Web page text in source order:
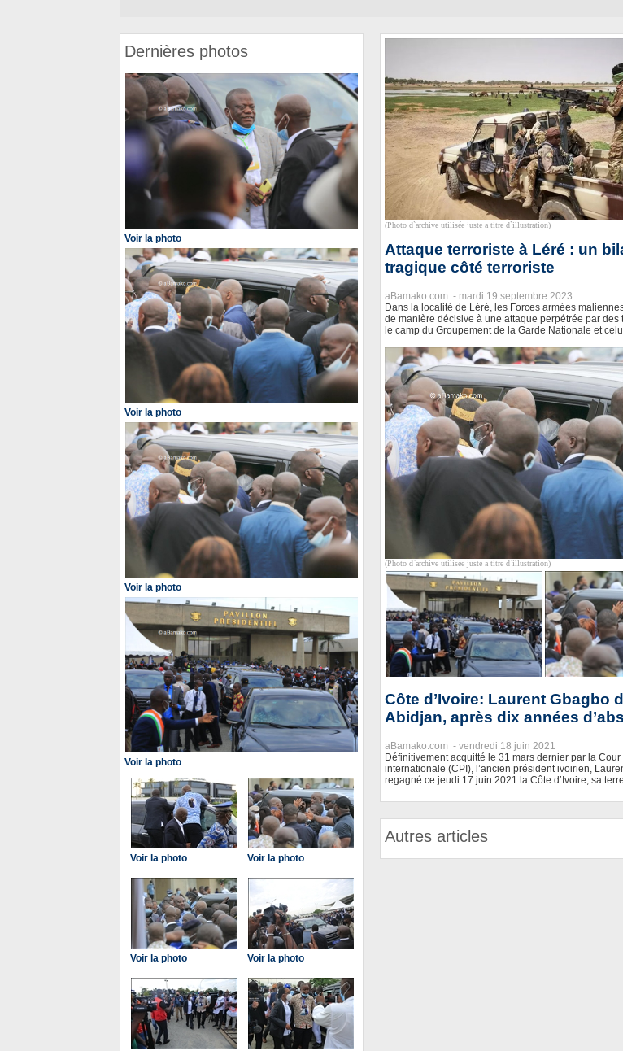
Dernières photos
Voir la photo
Voir la photo
Voir la photo
Voir la photo
Voir la photo Voir la photo
Voir la photo Voir la photo
(Photo d`archive utilisée juste a titre d`illustration)
Attaque terroriste à Léré : un
tragique côté terroriste
aBamako.com - mardi 19 septembre 2023
Dans la localité de Léré, les Forces armées
de manière décisive à une attaque perpétrée par des
le camp du Groupement de la Garde Nationale et
(Photo d`archive utilisée juste a titre d`illustration)
Côte d’Ivoire: Laurent Gbagbo
Abidjan, après dix années
aBamako.com - vendredi 18 juin 2021
Définitivement acquitté le 31 mars dernier par la Cour
internationale (CPI), l’ancien président ivoirien,
regagné ce jeudi 17 juin 2021 la Côte d’Ivoire, sa
Autres articles